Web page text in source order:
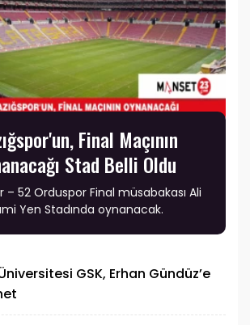
Final Maçının
Stad Belli Oldu
– 52 Orduspor Final müsabakası Ali
Yen Stadında oynanacak.
GSK, Erhan Gündüz’e